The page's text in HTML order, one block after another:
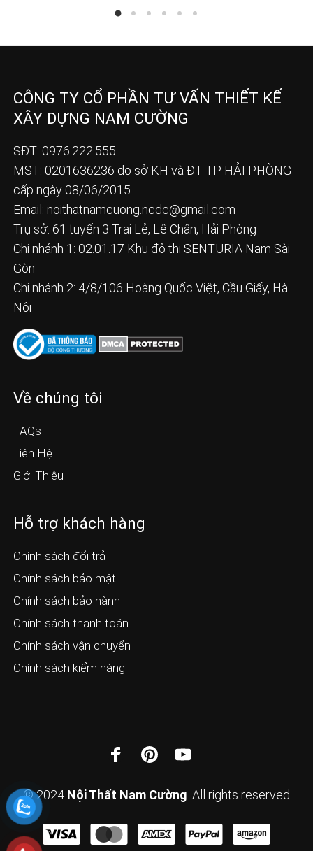
CÔNG TY CỔ PHẦN TƯ VẤN THIẾT KẾ
XÂY DỰNG NAM CƯỜNG
SĐT: 0976.222.555
MST: 0201636236 do sở KH và ĐT TP HẢI PHÒNG
cấp ngày 08/06/2015
Email: noithatnamcuong.ncdc@gmail.com
Trụ sở: 61 tuyến 3 Trại Lẻ, Lê Chân, Hải Phòng
Chi nhánh 1: 02.01.17 Khu đô thị SENTURIA Nam Sài
Gòn
Chi nhánh 2: 4/8/106 Hoàng Quốc Việt, Cầu Giấy, Hà
Nội
Về chúng tôi
FAQs
Liên Hệ
Giới Thiệu
Hỗ trợ khách hàng
Chính sách đổi trả
Chính sách bảo mật
Chính sách bảo hành
Chính sách thanh toán
Chính sách vận chuyển
Chính sách kiểm hàng
© 2024 Nội Thất Nam Cường . All rights reserved